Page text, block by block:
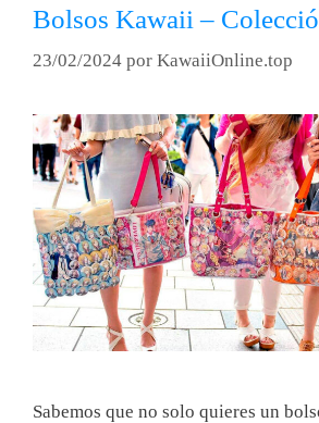
Bolsos Kawaii –
23/02/2024 por KawaiiOnline.top
Sabemos que no solo quieres un